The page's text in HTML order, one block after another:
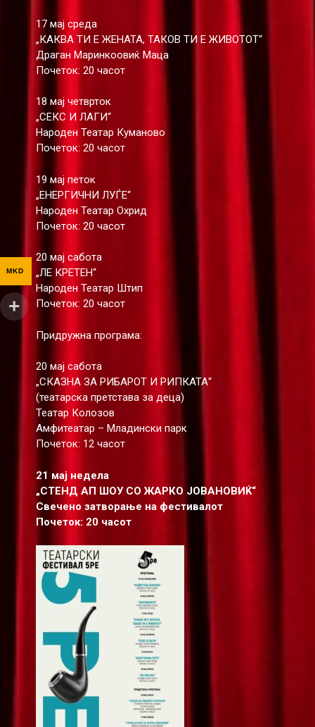
17 мај среда
„КАКВА ТИ Е ЖЕНАТА, ТАКОВ ТИ Е ЖИВОТОТ“
Драган Маринкоовиќ Маца
Почеток: 20 часот
18 мај четврток
„СЕКС И ЛАГИ“
Народен Театар Куманово
Почеток: 20 часот
19 мај петок
„ЕНЕРГИЧНИ ЛУЃЕ“
Народен Театар Охрид
Почеток: 20 часот
20 мај сабота
„ЛЕ КРЕТЕН“
Народен Театар Штип
Почеток: 20 часот
Придружна програма:
20 мај сабота
„СКАЗНА ЗА РИБАРОТ И РИПКАТА“
(театарска претстава за деца)
Театар Колозов
Амфитеатар – Младински парк
Почеток: 12 часот
21 мај недела
„СТЕНД АП ШОУ СО ЖАРКО ЈОВАНОВИЌ“
Свечено затворање на фестивалот
Почеток: 20 часот
MKD